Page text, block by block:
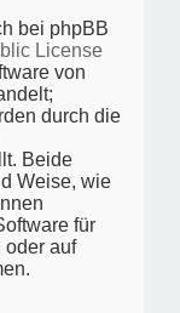
bei phpBB
License
von
durch die
Beide
Weise, wie
für
oder auf